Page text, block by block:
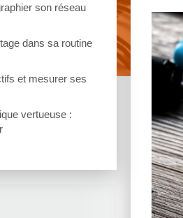
son réseau
dans sa routine
et mesurer ses
vertueuse :